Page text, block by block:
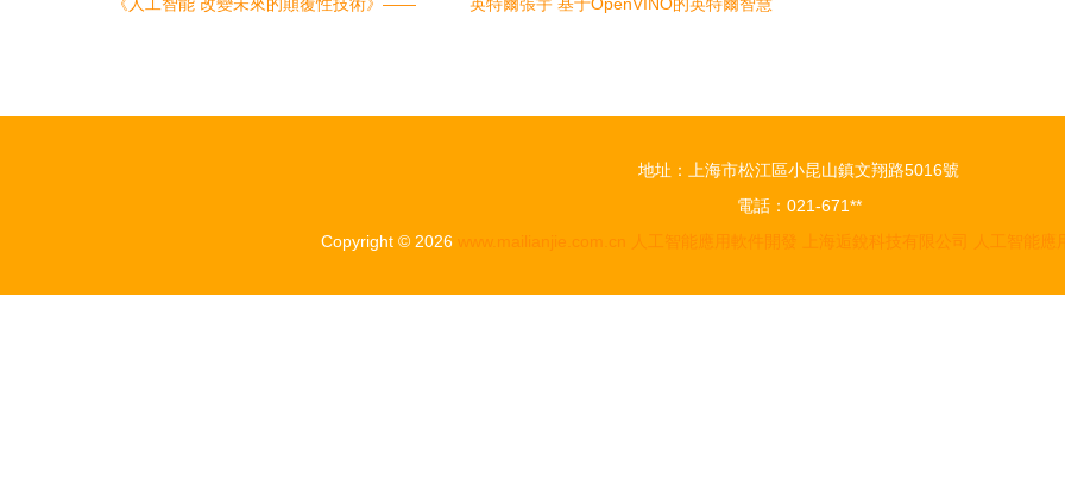
地址：上海市松江區小昆山鎮文翔路5016號
電話：021-671**
Copyright © 2026 www.mailianjie.com.cn 人工智能應用軟件開發 上海逅銳科技有限公司 人工智能應